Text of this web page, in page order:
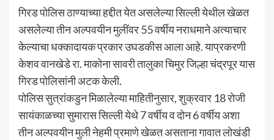
गिरड पोलिस ठाण्याच्या हद्दीत येत असलेल्या सिल्ली येथील खेळत
असलेल्या तीन अल्पवयीन मुलींवर 55 वर्षीय नराधमाने अत्याचार
केल्याचा धक्कादायक प्रकार उघडकीस आला आहे. याप्रकरणी
केशव वानखेडे रा. माकोना सावरी तालुका चिमुर जिल्हा चंद्रपूर यास
गिरड पोलिसांनी अटक केली.
पोलिस सुत्रांकडुन मिळालेल्या माहितीनुसार, शुक्रवार 18 रोजी
सायंकाळच्या सुमारास सिल्ली येथे 7 वर्षीय व दोन 6 वर्षीय अशा
तीन अल्पवयीन मुली नेहमी प्रमाणे खेळत असताना गावात लोखंडी